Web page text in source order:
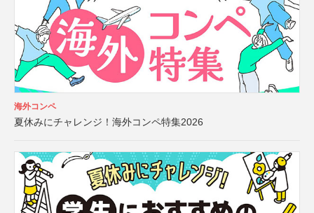
海外コンペ
夏休みにチャレンジ！海外コンペ特集2026